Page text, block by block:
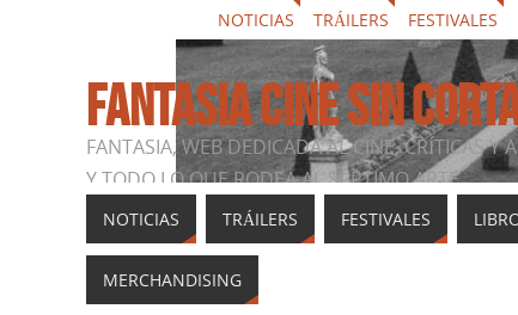
NOTICIAS TRÁILERS FESTIVALES
FANTASIA CINE SIN
FANTASIA, WEB DEDICADA AL CINE, CRÍTICAS Y
Y TODO LO QUE RODEA AL SÉPTIMO ARTE
NOTICIAS TRÁILERS FESTIVALES
MERCHANDISING